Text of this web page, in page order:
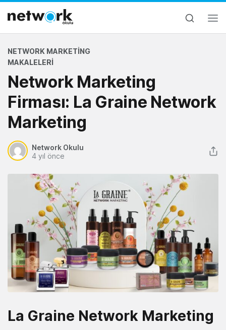
NETWORK MARKETING
MAKALELERI
Network Marketing
Firması: La Graine Network
Marketing
Network Okulu
4 yıl önce
La Graine Network Marketing